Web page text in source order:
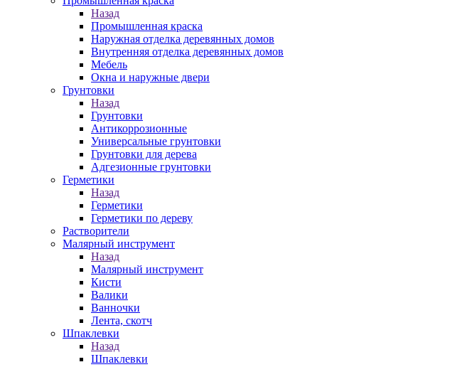
Назад
Промышленная краска
Наружная отделка деревянных домов
Внутренняя отделка деревянных домов
Мебель
Окна и наружные двери
Грунтовки
Назад
Грунтовки
Антикоррозионные
Универсальные грунтовки
Грунтовки для дерева
Адгезионные грунтовки
Герметики
Назад
Герметики
Герметики по дереву
Растворители
Малярный инструмент
Назад
Малярный инструмент
Кисти
Валики
Ванночки
Лента, скотч
Шпаклевки
Назад
Шпаклевки